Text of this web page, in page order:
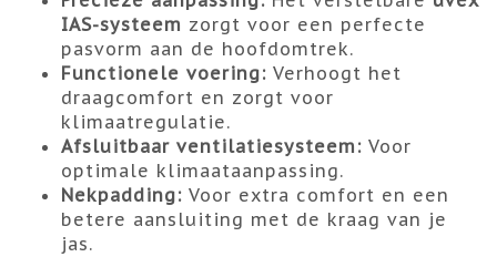
IAS-systeem zorgt voor een perfecte
pasvorm aan de hoofdomtrek.
Functionele voering: Verhoogt het
draagcomfort en zorgt voor
klimaatregulatie.
Afsluitbaar ventilatiesysteem: Voor
optimale klimaataanpassing.
Nekpadding: Voor extra comfort en een
betere aansluiting met de kraag van je
jas.